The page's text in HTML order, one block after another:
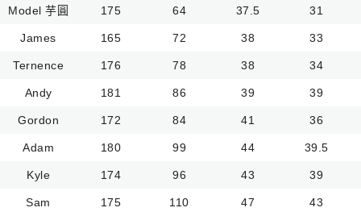
Model 芋圓 175 64 37.5 31
James 165 72 38 33
Ternence 176 78 38 34
Andy 181 86 39 39
Gordon 172 84 41 36
Adam 180 99 44 39.5
Kyle 174 96 43 39
Sam 175 110 47 43